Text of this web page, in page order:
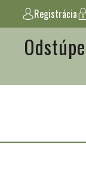
Registrácia